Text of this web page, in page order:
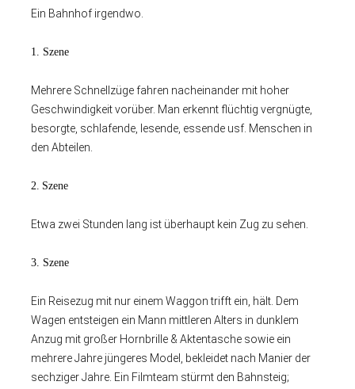
Ein Bahnhof irgendwo.
1. Szene
Mehrere Schnellzüge fahren nacheinander mit hoher
Geschwindigkeit vorüber. Man erkennt flüchtig vergnügte,
besorgte, schlafende, lesende, essende usf. Menschen in
den Abteilen.
2. Szene
Etwa zwei Stunden lang ist überhaupt kein Zug zu sehen.
3. Szene
Ein Reisezug mit nur einem Waggon trifft ein, hält. Dem
Wagen entsteigen ein Mann mittleren Alters in dunklem
Anzug mit großer Hornbrille & Aktentasche sowie ein
mehrere Jahre jüngeres Model, bekleidet nach Manier der
sechziger Jahre. Ein Filmteam stürmt den Bahnsteig;